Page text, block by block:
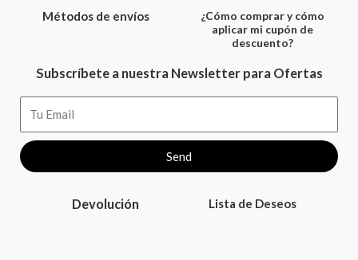
Métodos de envíos
¿Cómo comprar y cómo
aplicar mi cupón de
descuento?
Subscríbete a nuestra Newsletter para Ofertas
Send
Devolución Lista de Deseos